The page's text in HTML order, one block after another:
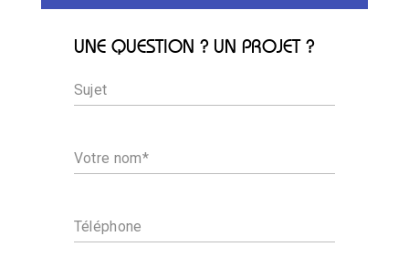
UNE QUESTION ? UN PROJET ?
Sujet
Votre nom
Téléphone